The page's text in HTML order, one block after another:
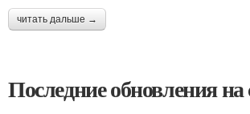
читать дальше →
Последние обновления на